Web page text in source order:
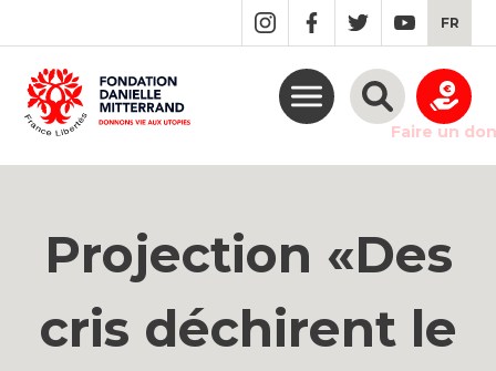
MAIN
CONTENT
FR
Faire un don
Projection «Des
cris déchirent le